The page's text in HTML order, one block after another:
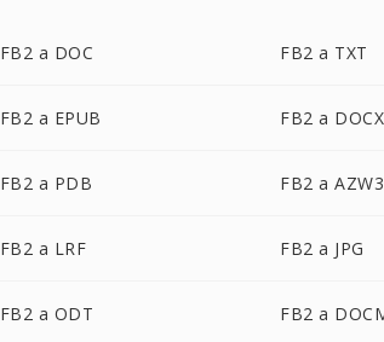
FB2 a DOC FB2 a TXT
FB2 a EPUB FB2 a DOCX
FB2 a PDB FB2 a AZW3
FB2 a LRF FB2 a JPG
FB2 a ODT FB2 a